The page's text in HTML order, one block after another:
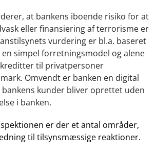
at bankens iboende risiko for at
eller finansiering af terrorisme er
vurdering er bl.a. baseret
simpel forretningsmodel og alene
til privatpersoner
Omvendt er banken en digital
kunder bliver oprettet uden
i banken.
er der et antal områder,
til tilsynsmæssige reaktioner.